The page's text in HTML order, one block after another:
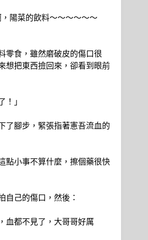
陽菜的飲料～～～～～～
零食，雖然磨破皮的傷口很
想把東西撿回來，卻看到眼前
！」
了腳步，緊張指著憲吾流血的
點小事不算什麼，擦個藥很快
自己的傷口，然後：
血都不見了，大哥哥好厲